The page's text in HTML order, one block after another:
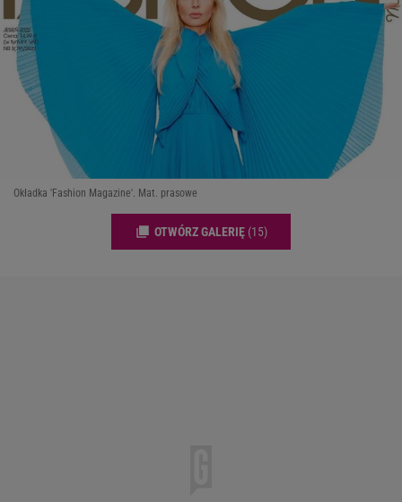
Okładka 'Fashion Magazine'. Mat. prasowe
OTWÓRZ GALERIĘ (15)